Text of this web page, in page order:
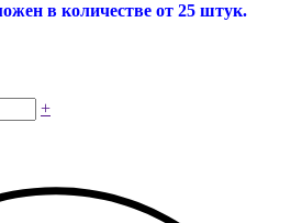
в количестве от 25 штук.
+